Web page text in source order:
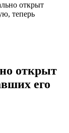
открыт
теперь
открыт
его